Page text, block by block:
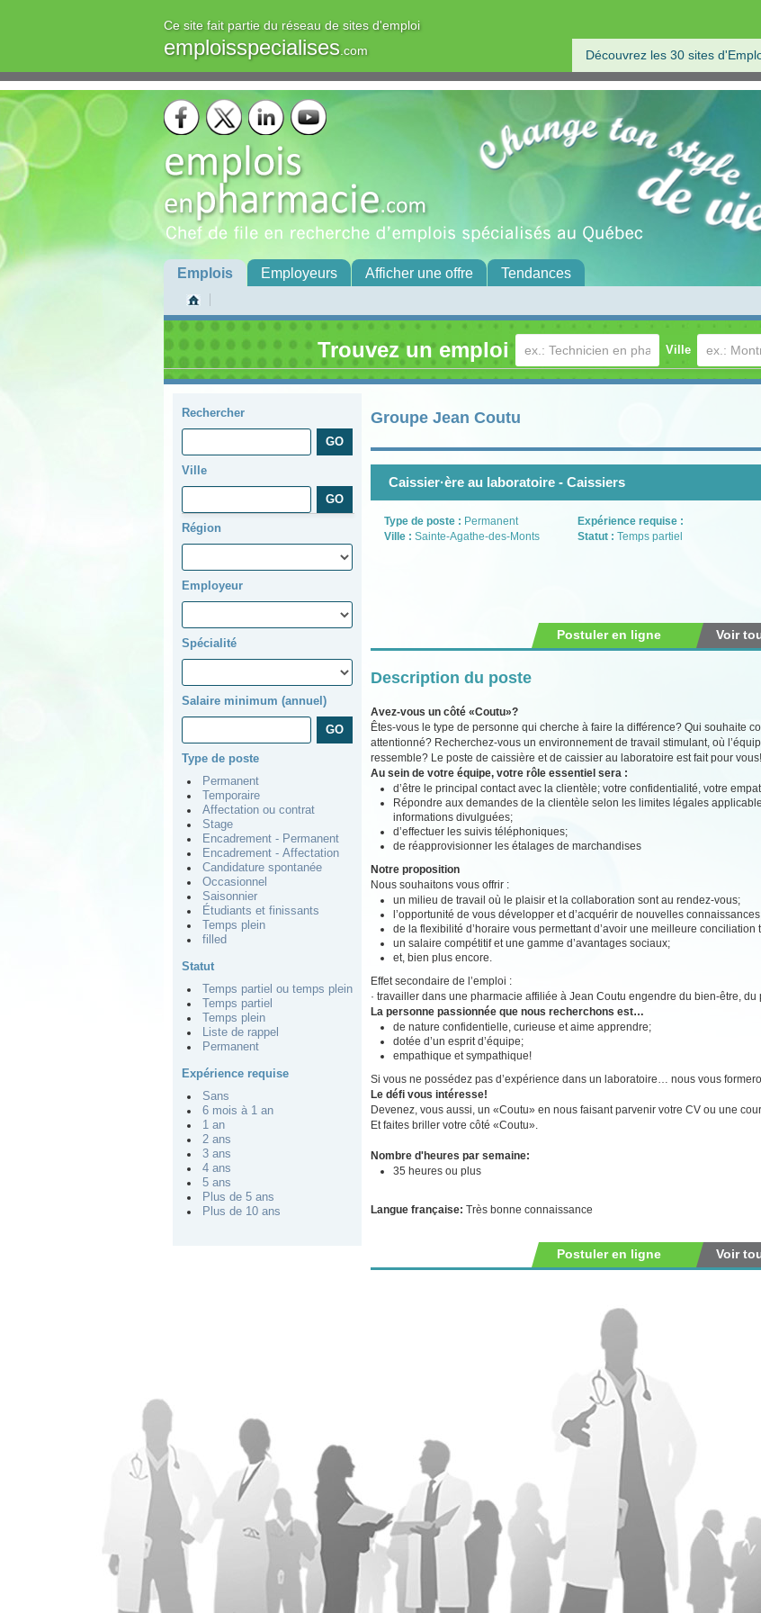
Ce site fait partie du réseau de sites d'emploi
emploisspecialises.com Découvrez les 30 sites
Emplois Employeurs Afficher une offre Tendances
Trouvez un emploi Ville
Rechercher
Ville
Région
Employeur
Spécialité
Salaire minimum (annuel)
Type de poste
Permanent
Temporaire
Affectation ou contrat
Stage
Encadrement - Permanent
Encadrement - Affectation
Candidature spontanée
Occasionnel
Saisonnier
Étudiants et finissants
Temps plein
filled
Statut
Temps partiel ou temps plein
Temps partiel
Temps plein
Liste de rappel
Permanent
Expérience requise
Sans
6 mois à 1 an
1 an
2 ans
3 ans
4 ans
5 ans
Plus de 5 ans
Plus de 10 ans
Groupe Jean Coutu
Caissier·ère au laboratoire - Caissiers
Type de poste : Permanent
Ville : Sainte-Agathe-des-Monts
Expérience requise :
Statut : Temps partiel
Voir
Postuler en ligne
Description du poste
Avez-vous un côté «Coutu»?
Êtes-vous le type de personne qui cherche à faire la différence? Qui souhaite
attentionné? Recherchez-vous un environnement de travail stimulant, où
ressemble? Le poste de caissière et de caissier au laboratoire est fait pour vous!
Au sein de votre équipe, votre rôle essentiel sera :
d’être le principal contact avec la clientèle; votre confidentialité, votre
Répondre aux demandes de la clientèle selon les limites légales
informations divulguées;
d’effectuer les suivis téléphoniques;
de réapprovisionner les étalages de marchandises
Notre proposition
Nous souhaitons vous offrir :
un milieu de travail où le plaisir et la collaboration sont au rendez-vous;
l’opportunité de vous développer et d’acquérir de nouvelles
de la flexibilité d’horaire vous permettant d’avoir une meilleure
un salaire compétitif et une gamme d’avantages sociaux;
et, bien plus encore.
Effet secondaire de l’emploi :
· travailler dans une pharmacie affiliée à Jean Coutu engendre du bien-être,
La personne passionnée que nous recherchons est…
de nature confidentielle, curieuse et aime apprendre;
dotée d’un esprit d’équipe;
empathique et sympathique!
Si vous ne possédez pas d’expérience dans un laboratoire… nous vous
Le défi vous intéresse!
Devenez, vous aussi, un «Coutu» en nous faisant parvenir votre CV ou une
Et faites briller votre côté «Coutu».
Nombre d'heures par semaine:
35 heures ou plus
Langue française: Très bonne connaissance
Voir
Postuler en ligne